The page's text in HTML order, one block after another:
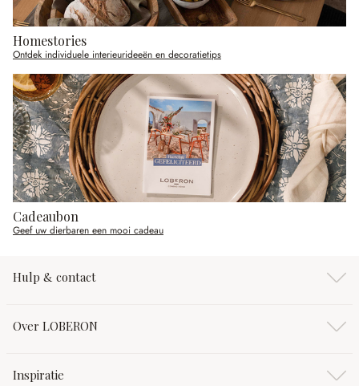
Homestories
Ontdek individuele interieurideeën en decoratietips
Cadeaubon
Geef uw dierbaren een mooi cadeau
Hulp & contact
Over LOBERON
Inspiratie